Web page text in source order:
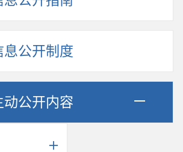
息公开制度
动公开内容